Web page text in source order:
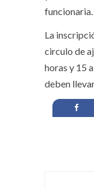
funcionaria.
La
circulo de
horas y 15
deben